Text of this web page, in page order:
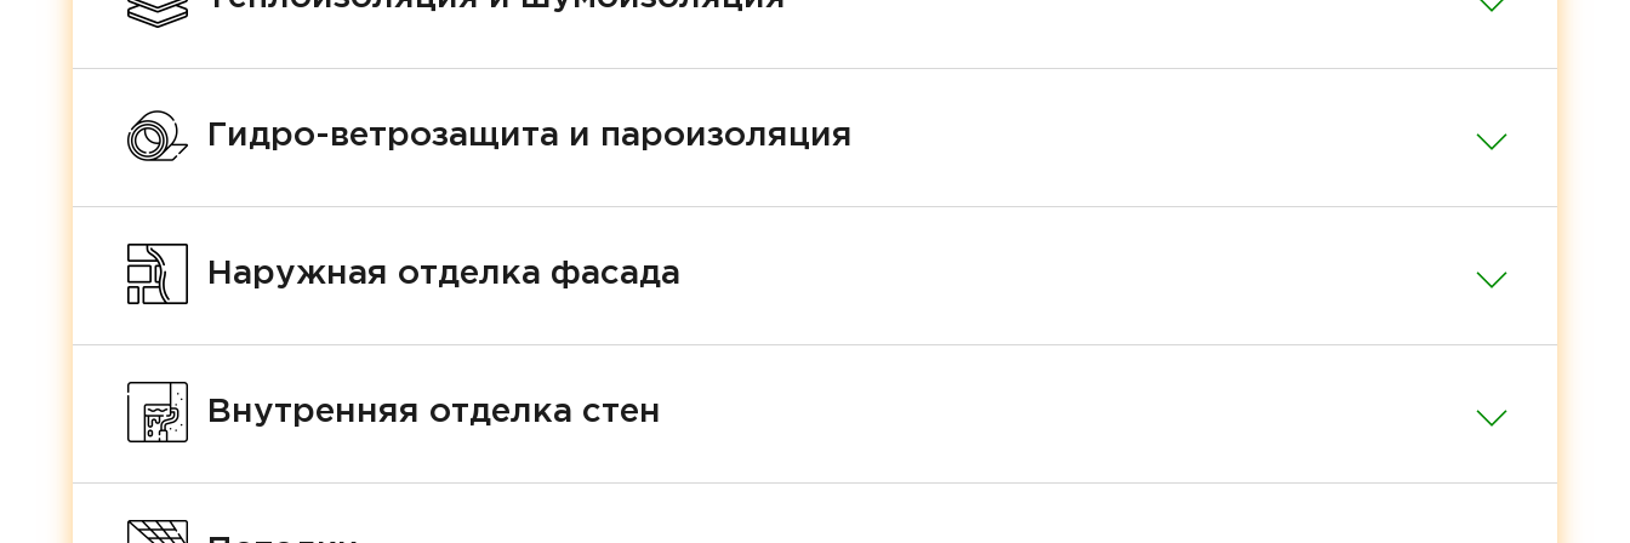
Гидро-ветрозащита и пароизоляция
Наружная отделка фасада
Внутренняя отделка стен